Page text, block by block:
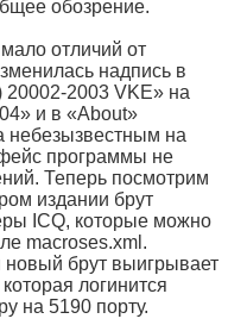
обозрение.
отличий от
надпись в
20002-2003 VKE» на
и в «About»
небезызвестным на
программы не
Теперь посмотрим
издании брут
ICQ, которые можно
macroses.xml.
новый брут выигрывает
логинится
на 5190 порту.